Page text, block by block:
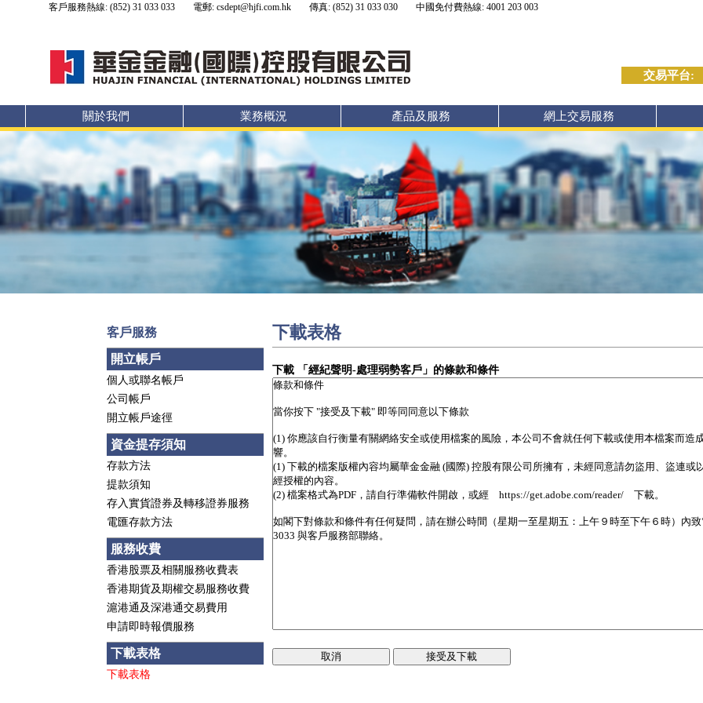
客戶服務熱線: (852) 31 033 033 電郵: csdept@hjfi.com.hk 傳真: (852) 31 033 030 中國免付費熱線: 4001 203 003
交易平台:
關於我們 業務概況 產品及服務 網上交易服務
客戶服務
開立帳戶
個人或聯名帳戶
公司帳戶
開立帳戶途徑
資金提存須知
存款方法
提款須知
存入實貨證券及轉移證券服務
電匯存款方法
服務收費
香港股票及相關服務收費表
香港期貨及期權交易服務收費
滬港通及深港通交易費用
申請即時報價服務
下載表格
下載表格
下載表格
下載 「經紀聲明-處理弱勢客戶」的條款和條件
取消 接受及下載